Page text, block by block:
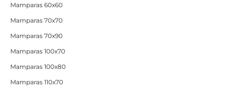
Mamparas 60x60
Mamparas 70x70
Mamparas 70x90
Mamparas 100x70
Mamparas 100x80
Mamparas 110x70